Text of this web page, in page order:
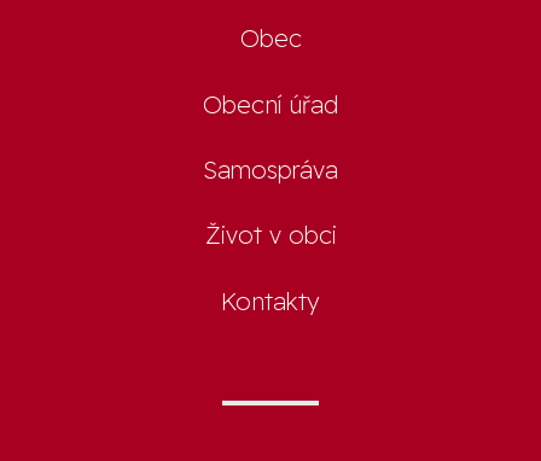
Obec
Obecní úřad
Samospráva
Život v obci
Kontakty